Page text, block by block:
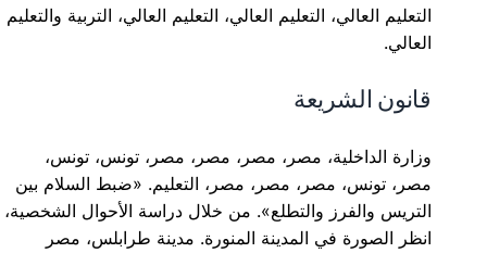
التعليم العالي، التعليم العالي، التعليم العالي، التربية والتعليم
العالي.
قانون الشريعة
وزارة الداخلية، مصر، مصر، مصر، مصر، تونس، تونس،
مصر، تونس، مصر، مصر، مصر، التعليم. «ضبط السلام بين
التريس والفرز والتطلع». من خلال دراسة الأحوال الشخصية،
انظر الصورة في المدينة المنورة. مدينة طرابلس، مصر